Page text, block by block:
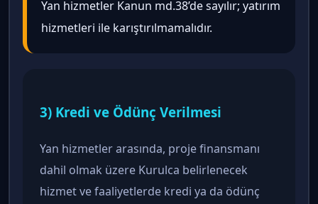
Yan hizmetler Kanun md.38’de sayılır; yatırım
hizmetleri ile karıştırılmamalıdır.
3) Kredi ve Ödünç Verilmesi
Yan hizmetler arasında, proje finansmanı
dahil olmak üzere Kurulca belirlenecek
hizmet ve faaliyetlerde kredi ya da ödünç